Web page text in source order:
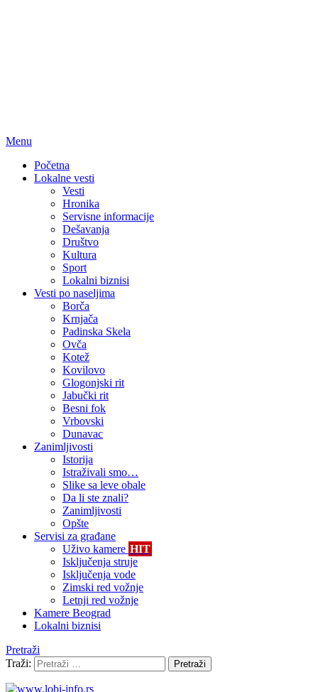
Menu
Početna
Lokalne vesti
Vesti
Hronika
Servisne informacije
Dešavanja
Društvo
Kultura
Sport
Lokalni biznisi
Vesti po naseljima
Borča
Krnjača
Padinska Skela
Ovča
Kotež
Kovilovo
Glogonjski rit
Jabučki rit
Besni fok
Vrbovski
Dunavac
Zanimljivosti
Istorija
Istraživali smo…
Slike sa leve obale
Da li ste znali?
Zanimljivosti
Opšte
Servisi za građane
Uživo kamere HIT
Isključenja struje
Isključenja vode
Zimski red vožnje
Letnji red vožnje
Kamere Beograd
Lokalni biznisi
Pretraži
Traži:
Pretraži